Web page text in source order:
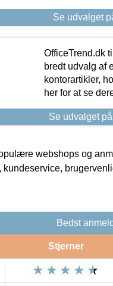
Se udvalget
OfficeTrend.dk
bredt udvalg af
kontorartikler,
her for at se
Se udvalget
webshops og
Bedst
Stjerner